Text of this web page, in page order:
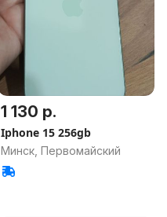
1 130 р.
Iphone 15 256gb
Минск, Первомайский